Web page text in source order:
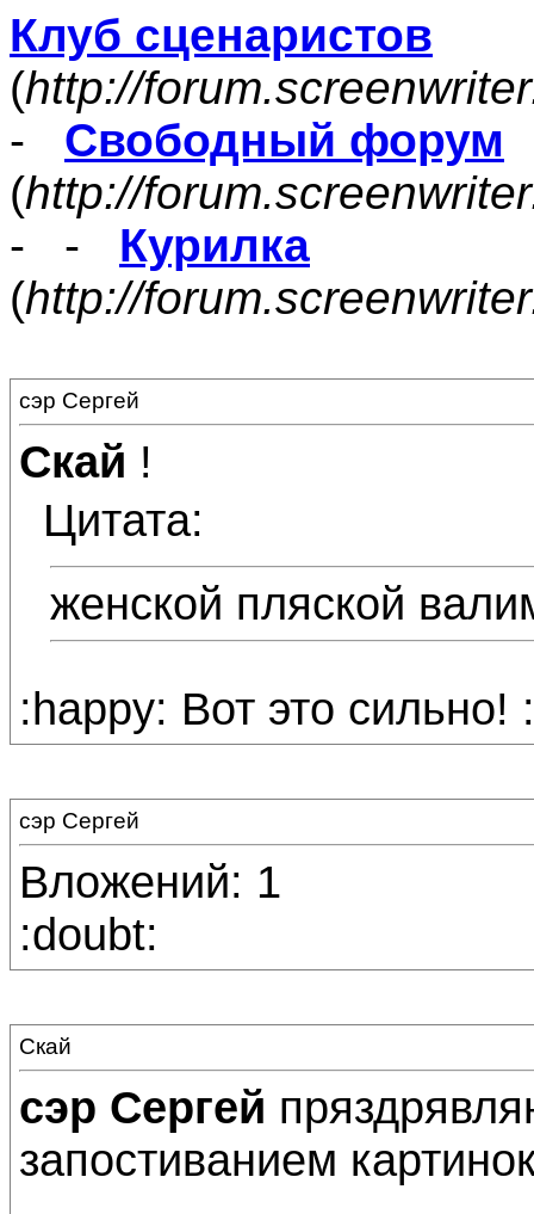
Клуб сценаристов
(http://
- Свободный форум
(http://
- - Курилка
(http://
сэр Сергей
Скай !
Цитата:
женской пляской
:happy: Вот это сильно!
сэр Сергей
Вложений: 1
:doubt:
Скай
сэр Сергей
запостиванием